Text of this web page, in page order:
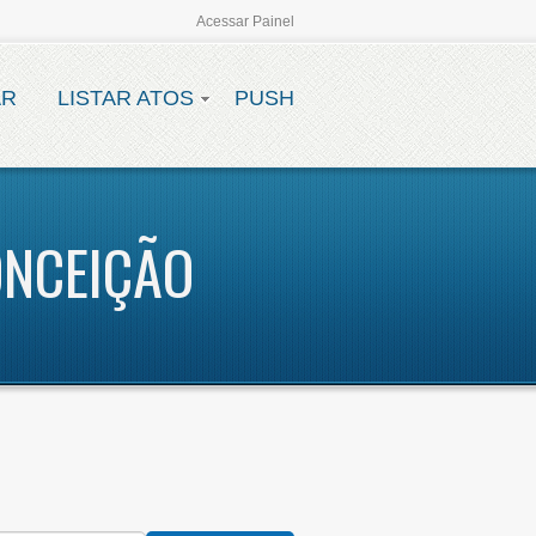
Acessar Painel
LISTAR ATOS PUSH